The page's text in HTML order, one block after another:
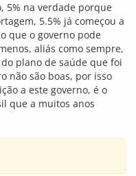
5% na verdade porque
5.5% já começou a
que o governo pode
aliás como sempre,
plano de saúde que foi
não são boas, por isso
a este governo, é o
que a muitos anos